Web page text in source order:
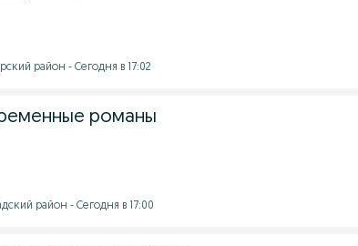
район - Сегодня в 17:02
романы
район - Сегодня в 17:00